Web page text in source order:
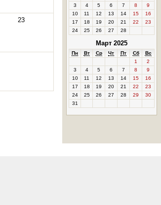
23
3
4 5 6 7 8
9
10
11 12 13 14 15
16
17
18 19 20 21 22
23
24
25 26 27 28
Март 2025
Пн Вт Ср Чт Пт Сб
Вс
1
2
3
4 5 6 7 8
9
10
11 12 13 14 15
16
17
18 19 20 21 22
23
24
25 26 27 28 29
30
31